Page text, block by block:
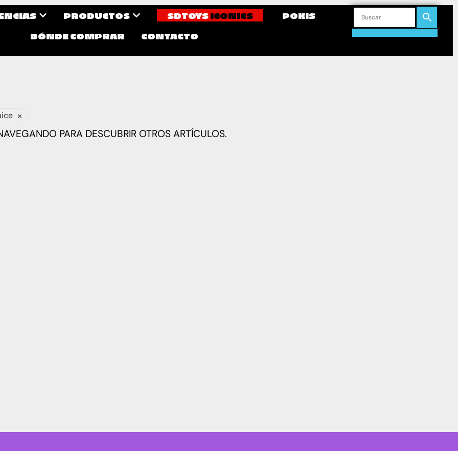
PRODUCTOS SDTOYS ICONICS
POKIS
DÓNDE COMPRAR
CONTACTO
×
PARA DESCUBRIR OTROS ARTÍCULOS.